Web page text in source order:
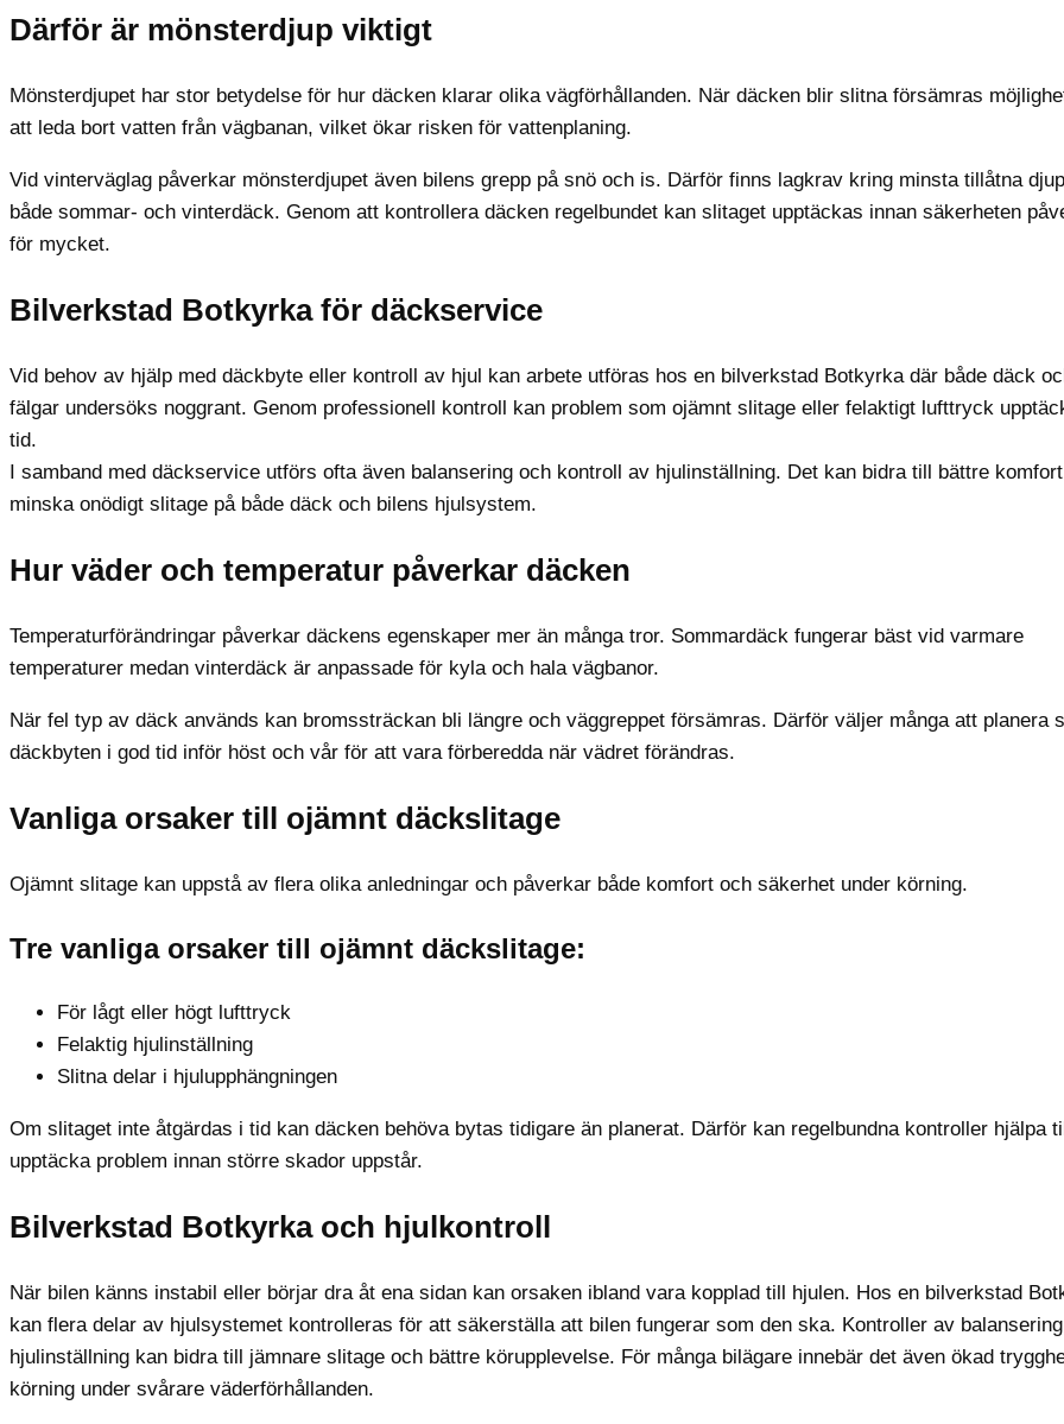
Därför är mönsterdjup viktigt
Mönsterdjupet har stor betydelse för hur däcken klarar olika vägförhållanden. När däcken blir slitna försämras
att leda bort vatten från vägbanan, vilket ökar risken för vattenplaning.
Vid vinterväglag påverkar mönsterdjupet även bilens grepp på snö och is. Därför finns lagkrav kring minsta tillåtna
både sommar- och vinterdäck. Genom att kontrollera däcken regelbundet kan slitaget upptäckas innan säkerheten
för mycket.
Bilverkstad Botkyrka för däckservice
Vid behov av hjälp med däckbyte eller kontroll av hjul kan arbete utföras hos en bilverkstad Botkyrka där både däck
fälgar undersöks noggrant. Genom professionell kontroll kan problem som ojämnt slitage eller felaktigt lufttryck
tid.
I samband med däckservice utförs ofta även balansering och kontroll av hjulinställning. Det kan bidra till bättre
minska onödigt slitage på både däck och bilens hjulsystem.
Hur väder och temperatur påverkar däcken
Temperaturförändringar påverkar däckens egenskaper mer än många tror. Sommardäck fungerar bäst vid varmare
temperaturer medan vinterdäck är anpassade för kyla och hala vägbanor.
När fel typ av däck används kan bromssträckan bli längre och väggreppet försämras. Därför väljer många att planera
däckbyten i god tid inför höst och vår för att vara förberedda när vädret förändras.
Vanliga orsaker till ojämnt däckslitage
Ojämnt slitage kan uppstå av flera olika anledningar och påverkar både komfort och säkerhet under körning.
Tre vanliga orsaker till ojämnt däckslitage:
För lågt eller högt lufttryck
Felaktig hjulinställning
Slitna delar i hjulupphängningen
Om slitaget inte åtgärdas i tid kan däcken behöva bytas tidigare än planerat. Därför kan regelbundna kontroller hjälpa
upptäcka problem innan större skador uppstår.
Bilverkstad Botkyrka och hjulkontroll
När bilen känns instabil eller börjar dra åt ena sidan kan orsaken ibland vara kopplad till hjulen. Hos en bilverkstad
kan flera delar av hjulsystemet kontrolleras för att säkerställa att bilen fungerar som den ska. Kontroller av
hjulinställning kan bidra till jämnare slitage och bättre körupplevelse. För många bilägare innebär det även ökad
körning under svårare väderförhållanden.